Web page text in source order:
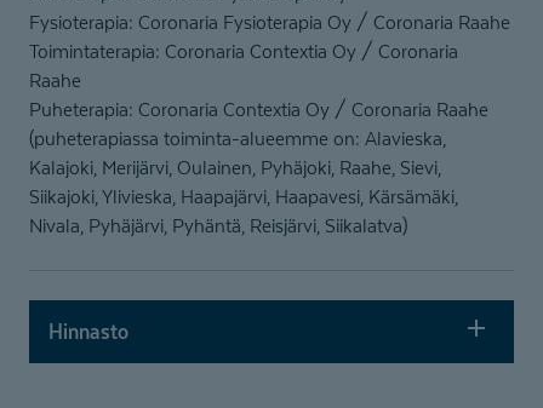
Fysioterapia: Coronaria Fysioterapia Oy / Coronaria Raahe
Toimintaterapia: Coronaria Contextia Oy / Coronaria
Raahe
Puheterapia: Coronaria Contextia Oy / Coronaria Raahe
(puheterapiassa toiminta-alueemme on: Alavieska,
Kalajoki, Merijärvi, Oulainen, Pyhäjoki, Raahe, Sievi,
Siikajoki, Ylivieska, Haapajärvi, Haapavesi, Kärsämäki,
Nivala, Pyhäjärvi, Pyhäntä, Reisjärvi, Siikalatva)
Hinnasto